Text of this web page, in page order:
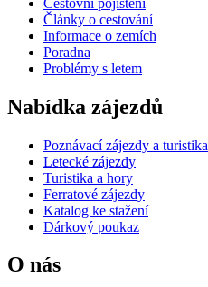
Články o cestování
Informace o zemích
Poradna
Problémy s letem
Nabídka zájezdů
Poznávací zájezdy a turistika
Letecké zájezdy
Turistika a hory
Ferratové zájezdy
Katalog ke stažení
Dárkový poukaz
O nás